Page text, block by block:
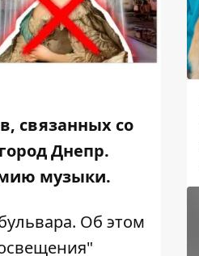
связанных со
Днепр.
музыки.
Об этом